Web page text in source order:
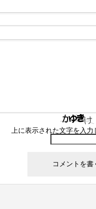
上に表示された文字を入力